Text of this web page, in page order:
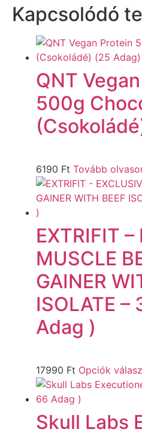
Kapcsolódó
QNT
500g
6190 Ft Tovább
EXTRIFIT –
MUSCLE
GAINER
ISOLATE
Adag )
17990 Ft Opciók
Skull Labs